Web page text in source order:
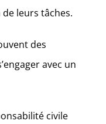
leurs tâches.
des
avec un
civile